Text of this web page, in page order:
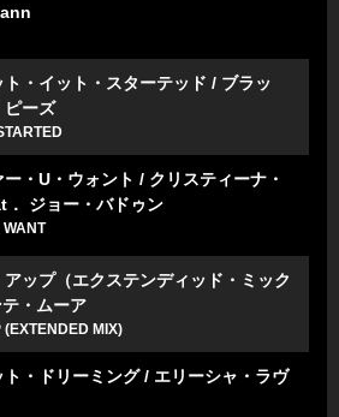
ト・イット・スターテッド / ブラッ
ピーズ
・U・ウォント / クリスティーナ・
． ジョー・バドゥン
WANT
アップ（エクステンディッド・ミック
・ムーア
(EXTENDED MIX)
ト・ドリーミング / エリーシャ・ラヴ